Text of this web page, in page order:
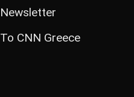
Newsletter
Το CNN Greece